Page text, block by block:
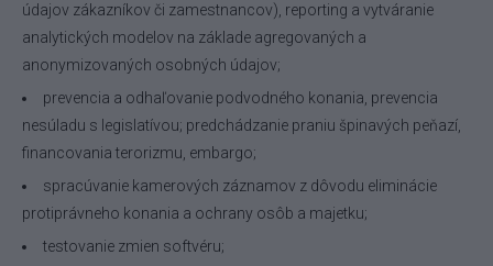
údajov zákazníkov či zamestnancov), reporting a vytváranie
analytických modelov na základe agregovaných a
anonymizovaných osobných údajov;
prevencia a odhaľovanie podvodného konania, prevencia
nesúladu s legislatívou; predchádzanie praniu špinavých peňazí,
financovania terorizmu, embargo;
spracúvanie kamerových záznamov z dôvodu eliminácie
protiprávneho konania a ochrany osôb a majetku;
testovanie zmien softvéru;